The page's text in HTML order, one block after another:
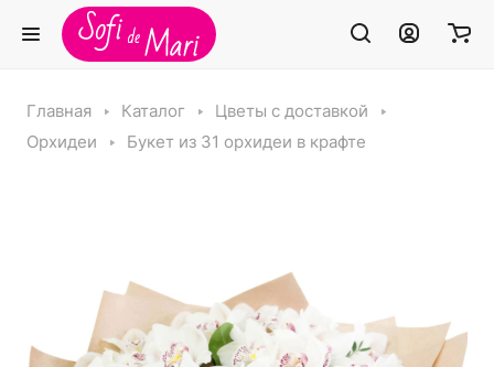
Главная Каталог
Цветы с доставкой
Орхидеи
Букет из 31 орхидеи в крафте